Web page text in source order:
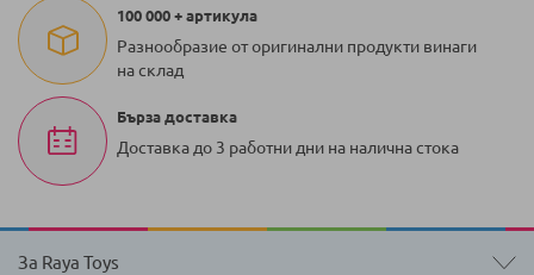
100 000 + артикула
Разнообразие от оригинални продукти винаги
на склад
Бърза доставка
Доставка до 3 работни дни на налична стока
За Raya Toys